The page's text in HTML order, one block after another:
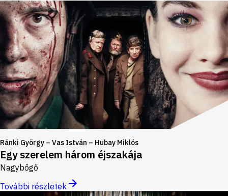
Ránki György – Vas István – Hubay Miklós
Egy szerelem három éjszakája
Nagybőgő
További részletek